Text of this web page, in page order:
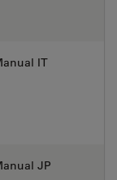
IT
JP